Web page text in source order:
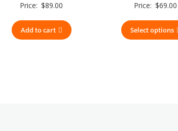
Price: $89.00
Add to cart
Price: $69.00
Select options